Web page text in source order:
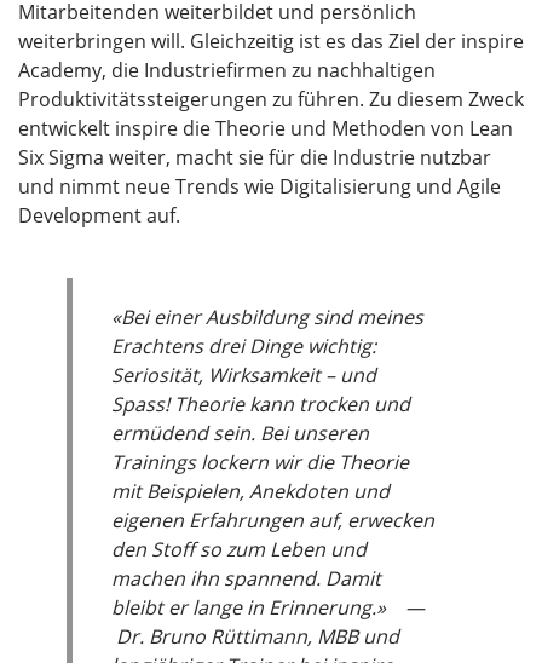
Mitarbeitenden weiterbildet und persönlich
weiterbringen will. Gleichzeitig ist es das Ziel der inspire
Academy, die Industriefirmen zu nachhaltigen
Produktivitätssteigerungen zu führen. Zu diesem Zweck
entwickelt inspire die Theorie und Methoden von Lean
Six Sigma weiter, macht sie für die Industrie nutzbar
und nimmt neue Trends wie Digitalisierung und Agile
Development auf.
«Bei einer Ausbildung sind meines
Erachtens drei Dinge wichtig:
Seriosität, Wirksamkeit – und
Spass! Theorie kann trocken und
ermüdend sein. Bei unseren
Trainings lockern wir die Theorie
mit Beispielen, Anekdoten und
eigenen Erfahrungen auf, erwecken
den Stoff so zum Leben und
machen ihn spannend. Damit
bleibt er lange in Erinnerung.» —
Dr. Bruno Rüttimann, MBB und